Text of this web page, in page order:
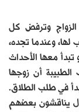
وترفض كل
لها، وعندما تجده،
تبدأ معها الأحداث
الطبيبة أن زوجها
في طلب الطلاق.
يناقشون بعضهم